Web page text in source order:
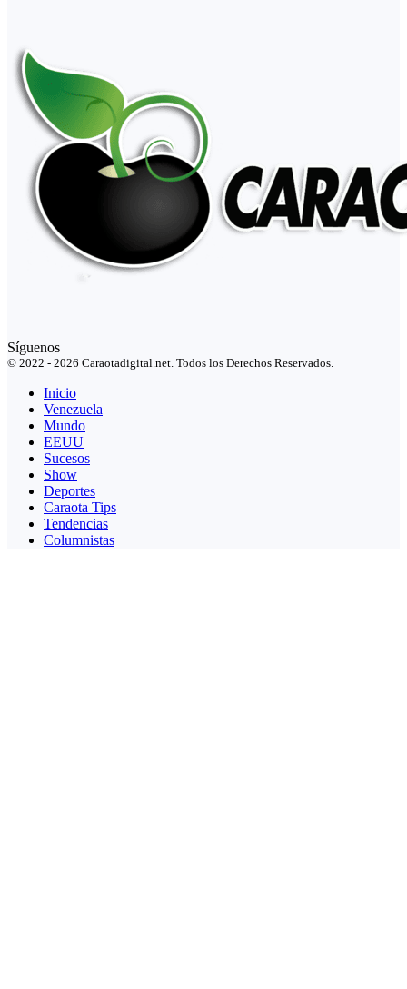
Síguenos
© 2022 - 2026 Caraotadigital.net. Todos los Derechos Reservados.
Inicio
Venezuela
Mundo
EEUU
Sucesos
Show
Deportes
Caraota Tips
Tendencias
Columnistas